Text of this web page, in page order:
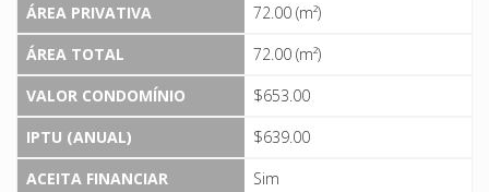
ÁREA PRIVATIVA
72.00 (m²)
ÁREA TOTAL
72.00 (m²)
VALOR CONDOMÍNIO
$653.00
IPTU (ANUAL)
$639.00
ACEITA FINANCIAR
Sim